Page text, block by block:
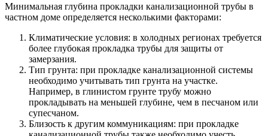
Минимальная глубина прокладки канализационной трубы в
частном доме определяется несколькими факторами:
Климатические условия: в холодных регионах требуется
более глубокая прокладка трубы для защиты от
замерзания.
Тип грунта: при прокладке канализационной системы
необходимо учитывать тип грунта на участке.
Например, в глинистом грунте трубу можно
прокладывать на меньшей глубине, чем в песчаном или
супесчаном.
Близость к другим коммуникациям: при прокладке